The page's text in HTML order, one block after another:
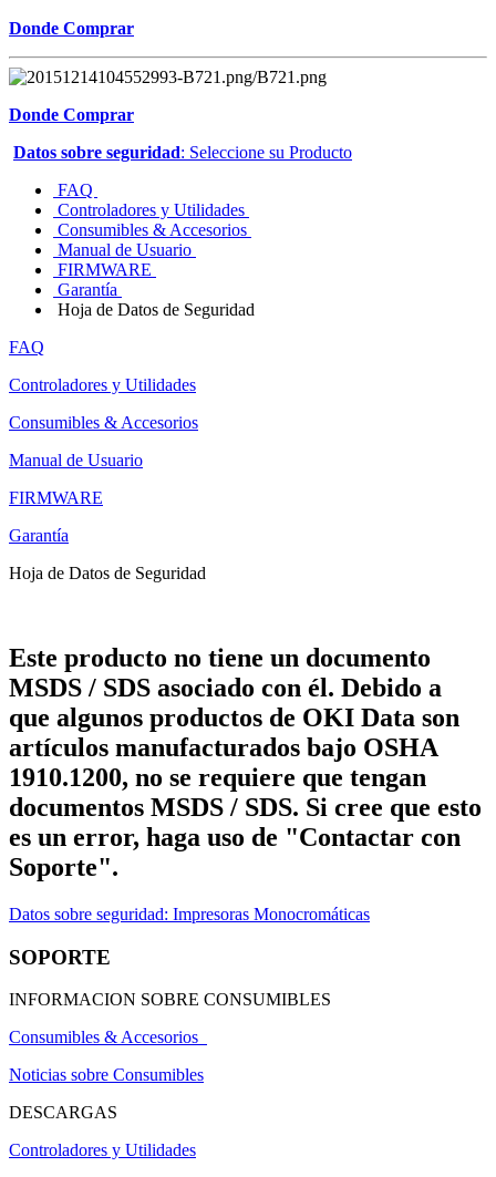
Donde Comprar
Donde Comprar
Datos sobre seguridad: Seleccione su Producto
FAQ
Controladores y Utilidades
Consumibles & Accesorios
Manual de Usuario
FIRMWARE
Garantía
Hoja de Datos de Seguridad
FAQ
Controladores y Utilidades
Consumibles & Accesorios
Manual de Usuario
FIRMWARE
Garantía
Hoja de Datos de Seguridad
Este producto no tiene un documento
MSDS / SDS asociado con él. Debido a
que algunos productos de OKI Data son
artículos manufacturados bajo OSHA
1910.1200, no se requiere que tengan
documentos MSDS / SDS. Si cree que esto
es un error, haga uso de "Contactar con
Soporte".
Datos sobre seguridad: Impresoras Monocromáticas
SOPORTE
INFORMACION SOBRE CONSUMIBLES
Consumibles & Accesorios
Noticias sobre Consumibles
DESCARGAS
Controladores y Utilidades